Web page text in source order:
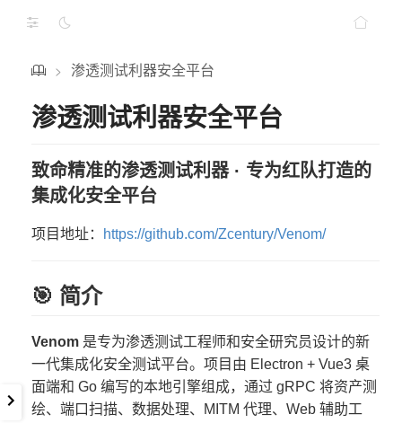
> 渗透测试利器安全平台
渗透测试利器安全平台
致命精准的渗透测试利器 · 专为红队打造的
集成化安全平台
项目地址： https://github.com/Zcentury/Venom/
🎯 简介
Venom 是专为渗透测试工程师和安全研究员设计的新
一代集成化安全测试平台。项目由 Electron + Vue3 桌
面端和 Go 编写的本地引擎组成，通过 gRPC 将资产测
绘、端口扫描、数据处理、MITM 代理、Web 辅助工